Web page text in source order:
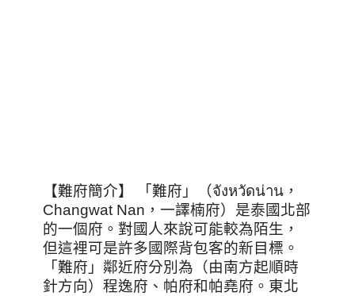
【難府簡介】 「難府」（จังหวัดน่าน，
Changwat Nan，一譯楠府）是泰國北部
的一個府。對國人來說可能較為陌生，
但這裡可是許多國際背包客的新目標。
「難府」鄰近府分別為（由南方起順時
針方向）程逸府、帕府和帕堯府。東北